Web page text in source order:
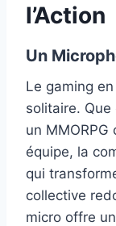
l’Action
Un
Le gaming
solitaire. Que
un MMORPG
équipe, la
qui
collective
micro offre